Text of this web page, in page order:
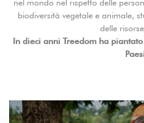
nel mondo nel rispetto delle
biodiversità vegetale e animale,
delle
In dieci anni Treedom ha